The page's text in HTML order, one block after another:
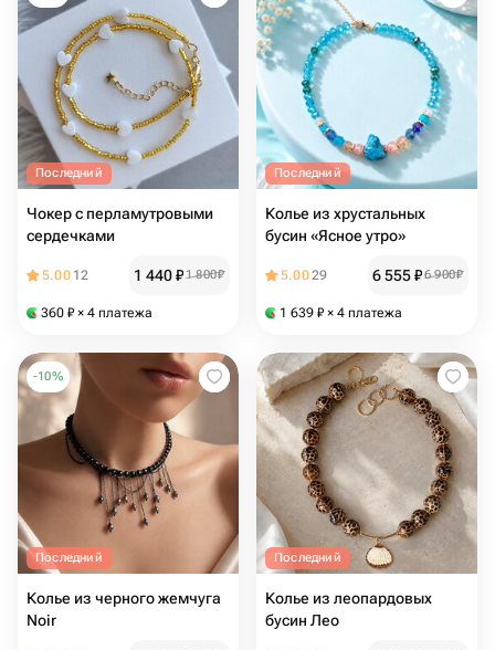
Последний
Чокер с перламутровыми
сердечками
5.00 12 1 440₽1 800₽
360 ₽ × 4 платежа
Последний
Колье из хрустальных
бусин «Ясное утро»
5.0029 6 555₽6 900₽
1 639 ₽ × 4 платежа
-10%
Последний
Колье из черного жемчуга
Noir
Последний
Колье из леопардовых
бусин Лео